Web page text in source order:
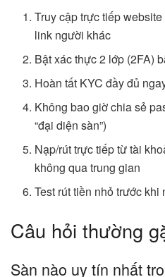
Truy cập trực tiếp
link người khác
Bật xác thực 2 lớp (2FA)
Hoàn tất KYC đầy đủ
Không bao giờ chia sẻ
“đại diện sàn”)
Nạp/rút trực tiếp từ tài
không qua trung gian
Test rút tiền nhỏ trước khi
Câu hỏi thường
Sàn nào uy tín nhất